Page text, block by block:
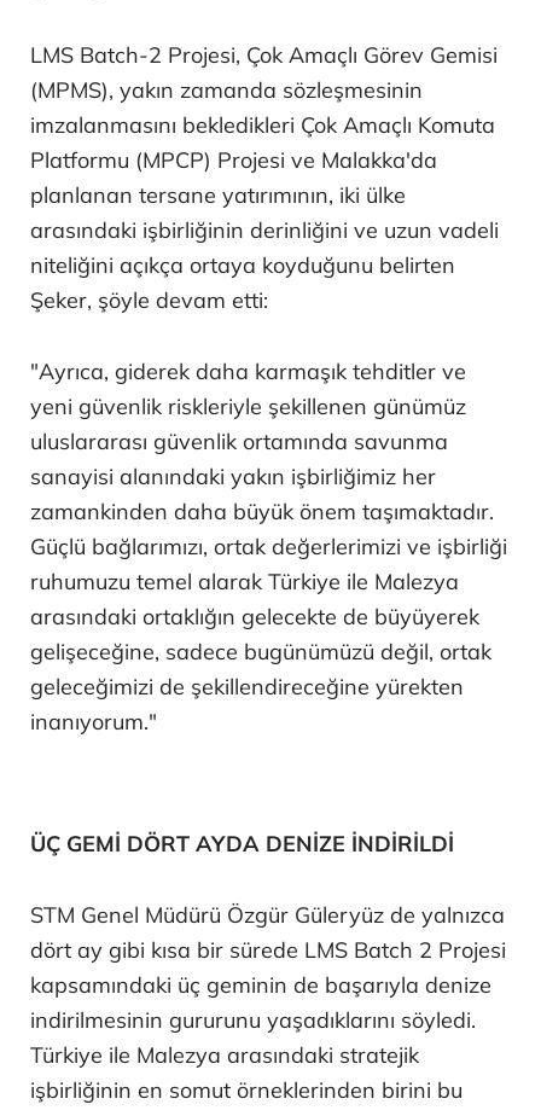
LMS Batch-2 Projesi, Çok Amaçlı Görev Gemisi
(MPMS), yakın zamanda sözleşmesinin
imzalanmasını bekledikleri Çok Amaçlı Komuta
Platformu (MPCP) Projesi ve Malakka'da
planlanan tersane yatırımının, iki ülke
arasındaki işbirliğinin derinliğini ve uzun vadeli
niteliğini açıkça ortaya koyduğunu belirten
Şeker, şöyle devam etti:
"Ayrıca, giderek daha karmaşık tehditler ve
yeni güvenlik riskleriyle şekillenen günümüz
uluslararası güvenlik ortamında savunma
sanayisi alanındaki yakın işbirliğimiz her
zamankinden daha büyük önem taşımaktadır.
Güçlü bağlarımızı, ortak değerlerimizi ve işbirliği
ruhumuzu temel alarak Türkiye ile Malezya
arasındaki ortaklığın gelecekte de büyüyerek
gelişeceğine, sadece bugünümüzü değil, ortak
geleceğimizi de şekillendireceğine yürekten
inanıyorum."
ÜÇ GEMİ DÖRT AYDA DENİZE İNDİRİLDİ
STM Genel Müdürü Özgür Güleryüz de yalnızca
dört ay gibi kısa bir sürede LMS Batch 2 Projesi
kapsamındaki üç geminin de başarıyla denize
indirilmesinin gururunu yaşadıklarını söyledi.
Türkiye ile Malezya arasındaki stratejik
işbirliğinin en somut örneklerinden birini bu